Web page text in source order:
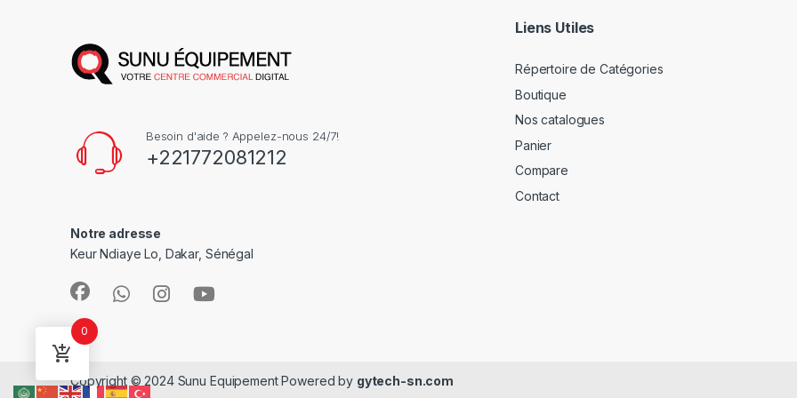
Besoin d'aide ? Appelez-nous 24/7!
+221772081212
Notre adresse
Keur Ndiaye Lo, Dakar, Sénégal
Liens Utiles
Répertoire de Catégories
Boutique
Nos catalogues
Panier
Compare
Contact
Copyright © 2024 Sunu Equipement Powered by gytech-sn.com
0